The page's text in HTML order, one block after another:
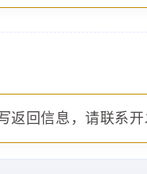
返回信息，请联系开